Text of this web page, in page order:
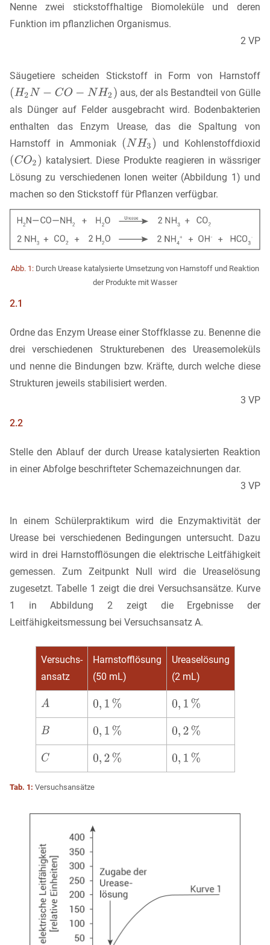
Nenne zwei stickstoffhaltige Biomoleküle und deren
Funktion im pflanzlichen Organismus.
2 VP
Säugetiere scheiden Stickstoff in Form von Harnstoff
aus, der als Bestandteil von Gülle
als Dünger auf Felder ausgebracht wird. Bodenbakterien
enthalten das Enzym Urease, das die Spaltung von
Harnstoff in Ammoniak
und Kohlenstoffdioxid
katalysiert. Diese Produkte reagieren in wässriger
Lösung zu verschiedenen Ionen weiter (Abbildung 1) und
machen so den Stickstoff für Pflanzen verfügbar.
Abb. 1: Durch Urease katalysierte Umsetzung von Harnstoff und Reaktion
der Produkte mit Wasser
2.1
Ordne das Enzym Urease einer Stoffklasse zu. Benenne die
drei verschiedenen Strukturebenen des Ureasemoleküls
und nenne die Bindungen bzw. Kräfte, durch welche diese
Strukturen jeweils stabilisiert werden.
3 VP
2.2
Stelle den Ablauf der durch Urease katalysierten Reaktion
in einer Abfolge beschrifteter Schemazeichnungen dar.
3 VP
In einem Schülerpraktikum wird die Enzymaktivität der
Urease bei verschiedenen Bedingungen untersucht. Dazu
wird in drei Harnstofflösungen die elektrische Leitfähigkeit
gemessen. Zum Zeitpunkt Null wird die Ureaselösung
zugesetzt. Tabelle 1 zeigt die drei Versuchsansätze. Kurve
1 in Abbildung 2 zeigt die Ergebnisse der
Leitfähigkeitsmessung bei Versuchsansatz A.
Versuchs-
ansatz
Harnstofflösung
(50 mL)
Ureaselösung
(2 mL)
Tab. 1: Versuchsansätze